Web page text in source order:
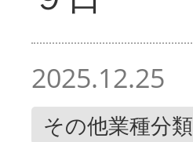
2025.12.25
その他業種分類